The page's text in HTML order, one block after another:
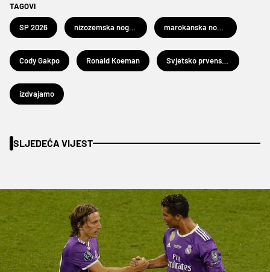
TAGOVI
SP 2026
Cody Gakpo Ronald Koeman
izdvajamo
SLJEDEĆA VIJEST